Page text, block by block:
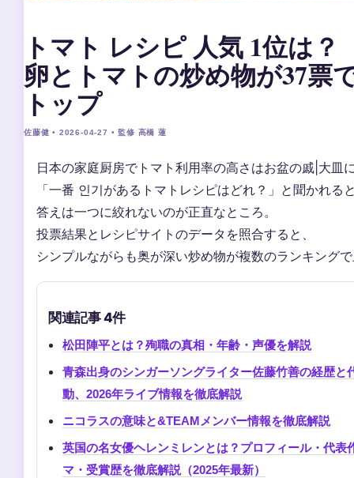
トマト レシピ 人気 1位は？
卵とトマトの炒め物が37票
トップ
佐藤健 • 2026-04-27 • 監修 高橋 蓮
日本の家庭厨房でトマト利用率の高さはお盆の戚|大皿
「一番 인기があるトマトレシピはどれ？」と聞かれる
答えは一つに絞れないのが正直なところ。
投票結果とレシピサイトのデータを照合すると、
シンプルながらも奥が深い炒め物が複数のランキング
関連記事 4件
松田陣平とは？殉職の真相・年齢・声優を解説
青森出身のシンガーソングライター佐藤竹善の経歴と
動、2026年ライブ情報を徹底解説
ニコラスの意味と&TEAMメンバー情報を徹底解説
英国の名女優ヘレンミレンとは？プロフィール・代表
マ・受賞歴を徹底解説（2025年最新）